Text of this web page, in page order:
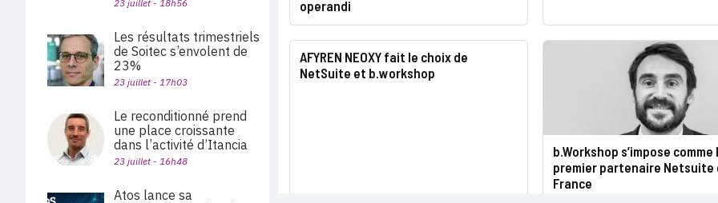
operandi
AFYREN NEOXY fait le choix de
NetSuite et b.workshop
b.Workshop s’impose comme
premier partenaire Netsuite
France
23 juillet - 18h56
Les résultats trimestriels
de Soitec s’envolent de
23%
23 juillet - 17h03
Le reconditionné prend
une place croissante
dans l’activité d’Itancia
23 juillet - 16h48
Atos lance sa